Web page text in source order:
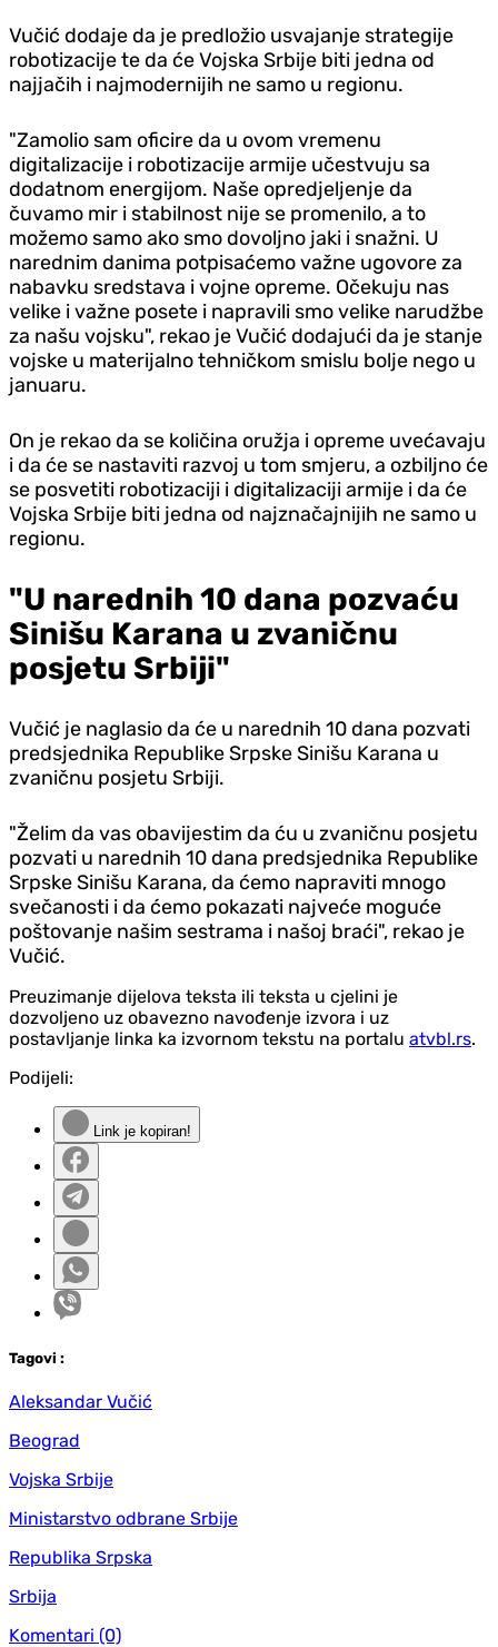
Vučić dodaje da je predložio usvajanje strategije
robotizacije te da će Vojska Srbije biti jedna od
najjačih i najmodernijih ne samo u regionu.
"Zamolio sam oficire da u ovom vremenu
digitalizacije i robotizacije armije učestvuju sa
dodatnom energijom. Naše opred‌jeljenje da
čuvamo mir i stabilnost nije se promenilo, a to
možemo samo ako smo dovoljno jaki i snažni. U
narednim danima potpisaćemo važne ugovore za
nabavku sredstava i vojne opreme. Očekuju nas
velike i važne posete i napravili smo velike narudžbe
za našu vojsku", rekao je Vučić dodajući da je stanje
vojske u materijalno tehničkom smislu bolje nego u
januaru.
On je rekao da se količina oružja i opreme uvećavaju
i da će se nastaviti razvoj u tom smjeru, a ozbiljno će
se posvetiti robotizaciji i digitalizaciji armije i da će
Vojska Srbije biti jedna od najznačajnijih ne samo u
regionu.
"U narednih 10 dana pozvaću
Sinišu Karana u zvaničnu
posjetu Srbiji"
Vučić je naglasio da će u narednih 10 dana pozvati
predsjednika Republike Srpske Sinišu Karana u
zvaničnu posjetu Srbiji.
"Želim da vas obavijestim da ću u zvaničnu posjetu
pozvati u narednih 10 dana predsjednika Republike
Srpske Sinišu Karana, da ćemo napraviti mnogo
svečanosti i da ćemo pokazati najveće moguće
poštovanje našim sestrama i našoj braći", rekao je
Vučić.
Preuzimanje dijelova teksta ili teksta u cjelini je
dozvoljeno uz obavezno navođenje izvora i uz
postavljanje linka ka izvornom tekstu na portalu atvbl.rs.
Podijeli:
Link je kopiran!
Tagovi :
Aleksandar Vučić
Beograd
Vojska Srbije
Ministarstvo odbrane Srbije
Republika Srpska
Srbija
Komentari (0)